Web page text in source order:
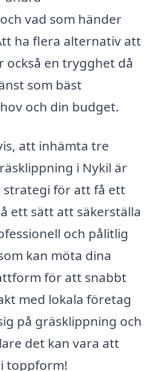
vad som händer
ha flera alternativ att
också en trygghet då
som bäst
och din budget.
att inhämta tre
i Nykil är
strategi för att få ett
ett sätt att säkerställa
och pålitlig
kan möta dina
för att snabbt
med lokala företag
på gräsklippning och
det kan vara att
toppform!